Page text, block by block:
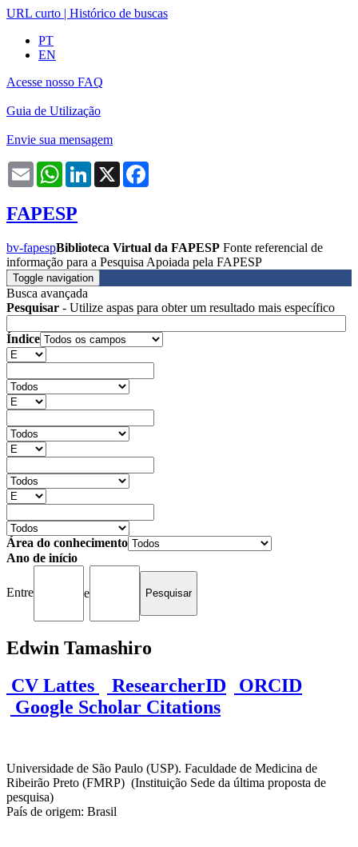
URL curto | Histórico de buscas
PT
EN
Acesse nosso FAQ
Guia de Utilização
Envie sua mensagem
Email WhatsAppLinkedIn
X
FAPESP
bv-fapespBiblioteca Virtual da FAPESP Fonte referencial de
informação para a Pesquisa Apoiada pela FAPESP
Toggle navigation
Busca avançada
Pesquisar - Utilize aspas para obter um resultado mais específico
Índice
Área do conhecimento
Ano de início
Entre e
Edwin Tamashiro
CV Lattes
ResearcherID
ORCID
Google Scholar Citations
Universidade de São Paulo (USP). Faculdade de Medicina de
Ribeirão Preto (FMRP) (Instituição Sede da última proposta de
pesquisa)
País de origem: Brasil